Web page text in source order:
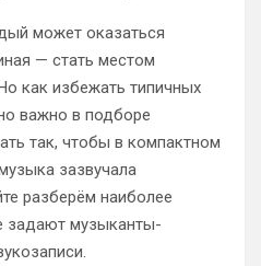
может оказаться
— стать местом
как избежать типичных
важно в подборе
так, чтобы в компактном
зазвучала
разберём наиболее
задают музыканты-